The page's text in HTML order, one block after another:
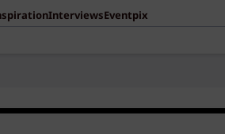
InterviewsEventpix